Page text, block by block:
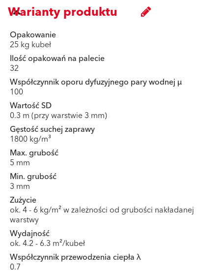
Warianty produktu
Opakowanie
25 kg kubeł
Ilość opakowań na palecie
32
Współczynnik oporu dyfuzyjnego pary wodnej μ
100
Wartość SD
0.3 m (przy warstwie 3 mm)
Gęstość suchej zaprawy
1800 kg/m³
Max. grubość
5 mm
Min. grubość
3 mm
Zużycie
ok. 4 - 6 kg/m² w zależności od grubości nakładanej
warstwy
Wydajność
ok. 4.2 - 6.3 m²/kubeł
Współczynnik przewodzenia ciepła λ
0.7